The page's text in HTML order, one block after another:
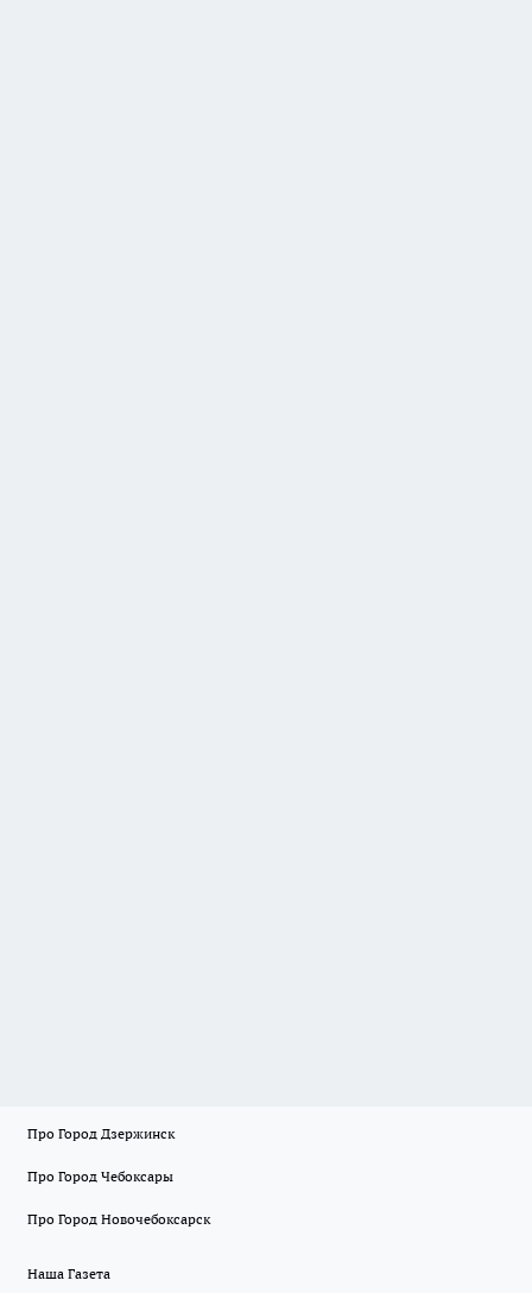
Про Город Дзержинск
Про Город Чебоксары
Про Город Новочебоксарск
Наша Газета